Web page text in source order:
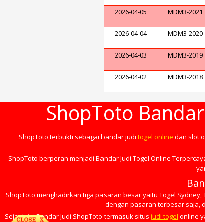
2026-04-05 MDM3-2021
2026-04-04 MDM3-2020
2026-04-03 MDM3-2019
2026-04-02 MDM3-2018
ShopToto
ShopToto terbukti sebagai bandar judi togel online dan slot
ShopToto berperan menjadi Bandar Judi Togel Online
ShopToto menghadirkan tiga pasaran besar yaitu Togel
dengan pasaran terbesar saja,
Sejauh ini Bandar Judi ShopToto termasuk situs judi togel online